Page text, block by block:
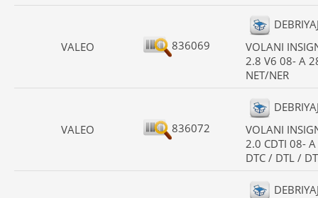
VALEO 836069
VOLANI
2.8 V6 08- A
NET/NER
VALEO 836072
VOLANI
2.0 CDTI 08-
DTC / DTL /